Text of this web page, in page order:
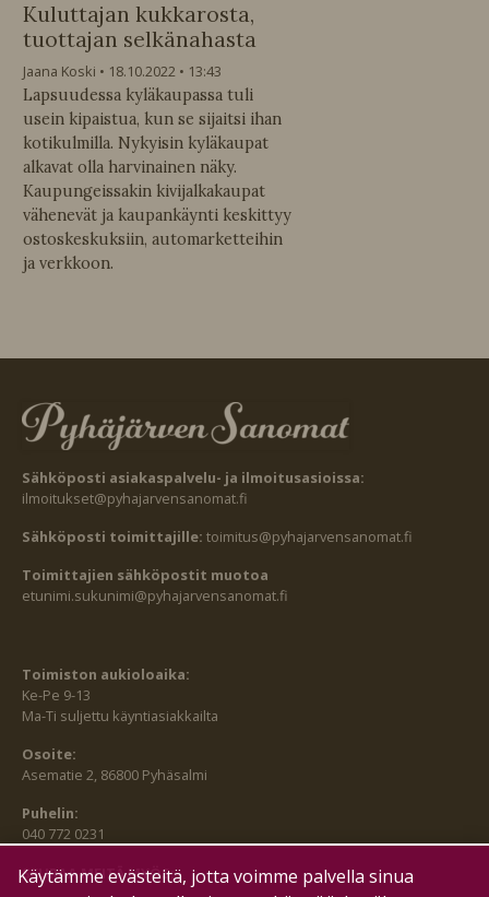
Kuluttajan kukkarosta,
tuottajan selkänahasta
Jaana Koski 18.10.2022
13:43
Lapsuudessa kyläkaupassa tuli
usein kipaistua, kun se sijaitsi ihan
kotikulmilla. Nykyisin kyläkaupat
alkavat olla harvinainen näky.
Kaupungeissakin kivijalkakaupat
vähenevät ja kaupankäynti keskittyy
ostoskeskuksiin, automarketteihin
ja verkkoon.
Sähköposti asiakaspalvelu- ja ilmoitusasioissa:
ilmoitukset@pyhajarvensanomat.fi
Sähköposti toimittajille: toimitus@pyhajarvensanomat.fi
Toimittajien sähköpostit muotoa
etunimi.sukunimi@pyhajarvensanomat.fi
Toimiston aukioloaika:
Ke-Pe 9-13
Ma-Ti suljettu käyntiasiakkailta
Osoite:
Asematie 2, 86800 Pyhäsalmi
Puhelin:
040 772 0231
SEURAA MEITÄ MYÖS:
Käytämme evästeitä, jotta voimme palvella sinua